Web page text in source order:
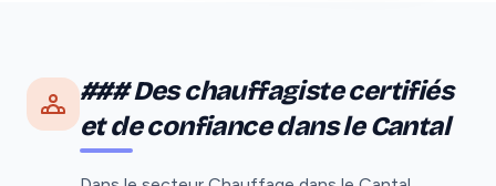
### Des chauffagiste certifiés
et de confiance dans le Cantal